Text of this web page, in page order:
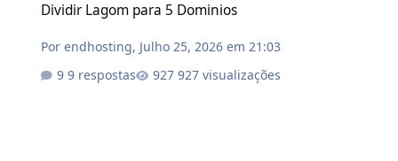
Dividir Lagom para 5 Dominios
Porendhosting, Julho 25, 2026 em 21:03
9 respostas
927 visualizações